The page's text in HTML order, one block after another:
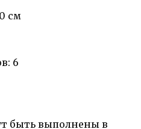
см
6
быть выполнены в